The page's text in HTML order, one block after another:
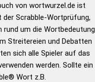
eines semantischen
Anhaltspunkte zu
und Wortform, um die
Scrabble-Spiel zu
Scrabble-
von wortwurzel.de ist
Scrabble-Wortprüfung,
um die Wortbedeutung
Streitereien und Debatten
sich alle Spieler auf das
werden. Sollte ein
Wort z.B.